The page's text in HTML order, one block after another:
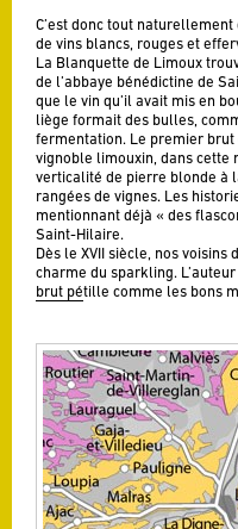
C’est donc tout
de vins blancs, rouges et
La Blanquette de Limoux
de l’abbaye bénédictine de
que le vin qu’il avait mis en
liège formait des bulles,
fermentation. Le premier brut
vignoble limouxin, dans cette
verticalité de pierre blonde à
rangées de vignes. Les
mentionnant déjà « des
Saint-Hilaire.
Dès le XVII siècle, nos voisins
charme du sparkling.
brut pétille comme les bons